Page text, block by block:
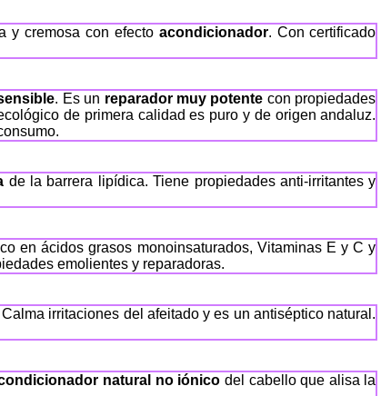
y cremosa con efecto acondicionador. Con certificado
. Es un reparador muy potente con propiedades
de primera calidad es puro y de origen andaluz.
de la barrera lipídica. Tiene propiedades anti-irritantes y
en ácidos grasos monoinsaturados, Vitaminas E y C y
emolientes y reparadoras.
irritaciones del afeitado y es un antiséptico natural.
natural no iónico del cabello que alisa la